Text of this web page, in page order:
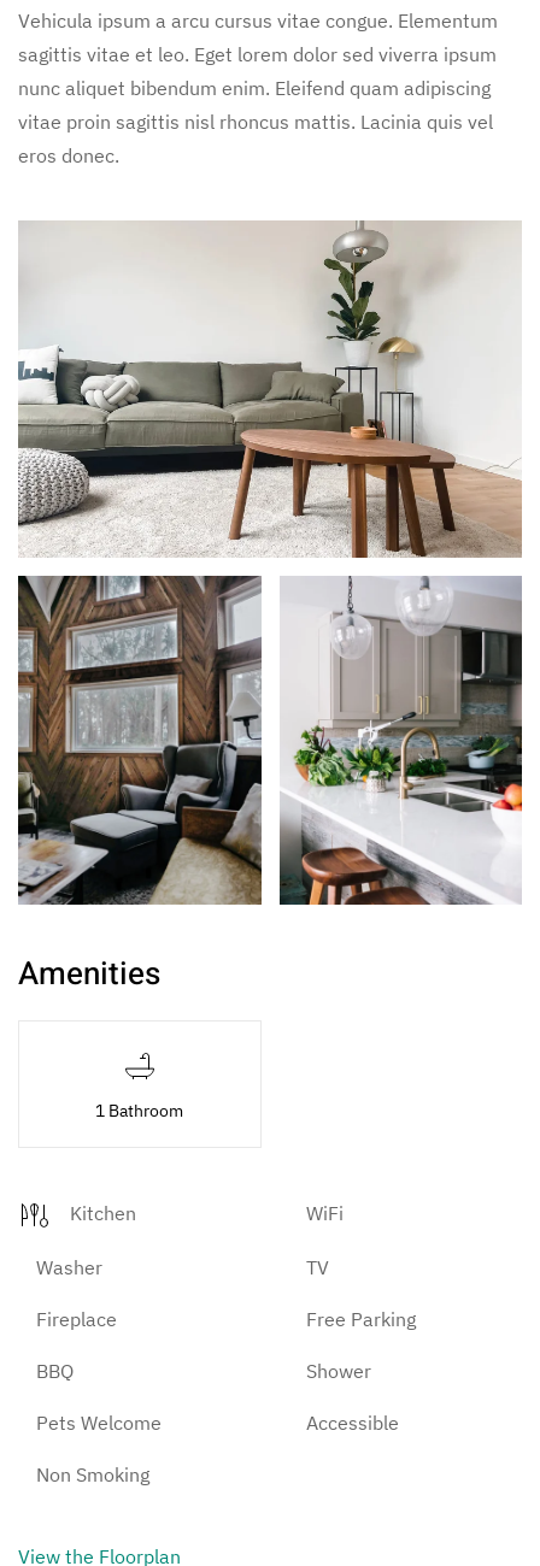
Vehicula ipsum a arcu cursus vitae congue. Elementum
sagittis vitae et leo. Eget lorem dolor sed viverra ipsum
nunc aliquet bibendum enim. Eleifend quam adipiscing
vitae proin sagittis nisl rhoncus mattis. Lacinia quis vel
eros donec.
Amenities
1 Bathroom
Kitchen WiFi
Washer TV
Fireplace Free Parking
BBQ Shower
Pets Welcome Accessible
Non Smoking
View the Floorplan